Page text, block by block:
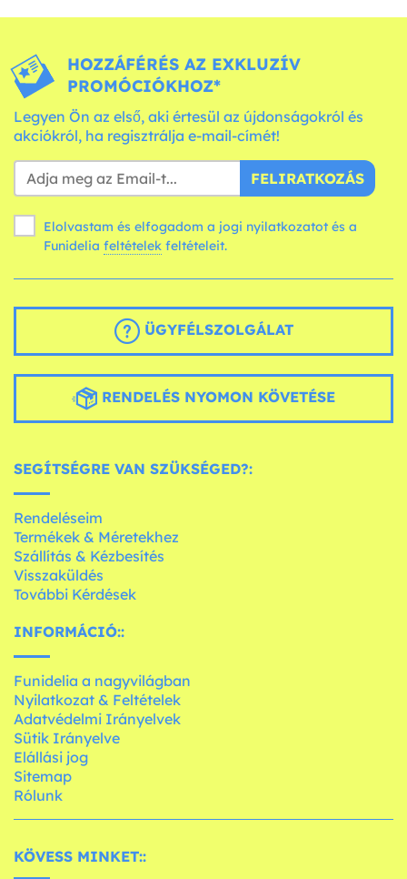
HOZZÁFÉRÉS AZ EXKLUZÍV
PROMÓCIÓKHOZ*
Legyen Ön az első, aki értesül az újdonságokról és
akciókról, ha regisztrálja e-mail-címét!
FELIRATKOZÁS
Elolvastam és elfogadom a jogi nyilatkozatot és a
Funidelia feltételek feltételeit.
ÜGYFÉLSZOLGÁLAT
RENDELÉS NYOMON KÖVETÉSE
SEGÍTSÉGRE VAN SZÜKSÉGED?:
Rendeléseim
Termékek & Méretekhez
Szállítás & Kézbesítés
Visszaküldés
További Kérdések
INFORMÁCIÓ::
Funidelia a nagyvilágban
Nyilatkozat & Feltételek
Adatvédelmi Irányelvek
Sütik Irányelve
Elállási jog
Sitemap
Rólunk
KÖVESS MINKET::